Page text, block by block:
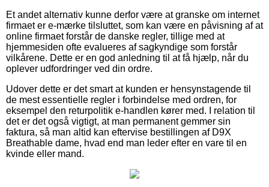
Et andet alternativ kunne derfor være at granske om internet
firmaet er e-mærke tilsluttet, som kan være en påvisning af at
online firmaet forstår de danske regler, tillige med at
hjemmesiden ofte evalueres af sagkyndige som forstår
vilkårene. Dette er en god anledning til at få hjælp, når du
oplever udfordringer ved din ordre.
Udover dette er det smart at kunden er hensynstagende til
de mest essentielle regler i forbindelse med ordren, for
eksempel den returpolitik e-handlen kører med. I relation til
det er det også vigtigt, at man permanent gemmer sin
faktura, så man altid kan eftervise bestillingen af D9X
Breathable dame, hvad end man leder efter en vare til en
kvinde eller mand.